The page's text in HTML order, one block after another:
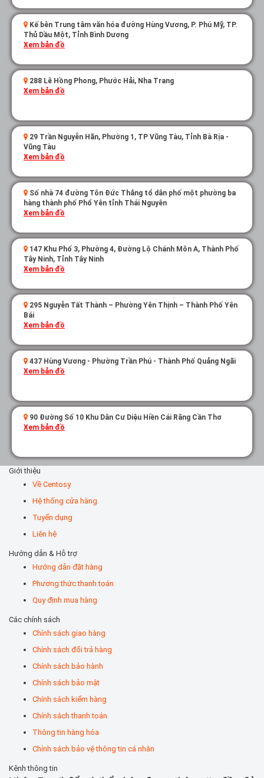
Kế bên Trung tâm văn hóa đường Hùng Vương, P. Phú Mỹ, TP.
Thủ Dầu Một, Tỉnh Bình Dương
Xem bản đồ
288 Lê Hồng Phong, Phước Hải, Nha Trang
Xem bản đồ
29 Trần Nguyễn Hãn, Phường 1, TP Vũng Tàu, Tỉnh Bà Rịa -
Vũng Tàu
Xem bản đồ
Số nhà 74 đường Tôn Đức Thắng tổ dân phố một phường ba
hàng thành phố Phổ Yên tỉnh Thái Nguyên
Xem bản đồ
147 Khu Phố 3, Phường 4, Đường Lộ Chánh Môn A, Thành Phố
Tây Ninh, Tỉnh Tây Ninh
Xem bản đồ
295 Nguyễn Tất Thành – Phường Yên Thịnh – Thành Phố Yên
Bái
Xem bản đồ
437 Hùng Vương - Phường Trần Phú - Thành Phố Quảng Ngãi
Xem bản đồ
90 Đường Số 10 Khu Dân Cư Diệu Hiền Cái Răng Cần Thơ
Xem bản đồ
Giới thiệu
Về Centosy
Hệ thống cửa hàng
Tuyển dụng
Liên hệ
Hướng dẫn & Hỗ trợ
Hướng dẫn đặt hàng
Phương thức thanh toán
Quy định mua hàng
Các chính sách
Chính sách giao hàng
Chính sách đổi trả hàng
Chính sách bảo hành
Chính sách bảo mật
Chính sách kiểm hàng
Chính sách thanh toán
Thông tin hàng hóa
Chính sách bảo vệ thông tin cá nhân
Kênh thông tin